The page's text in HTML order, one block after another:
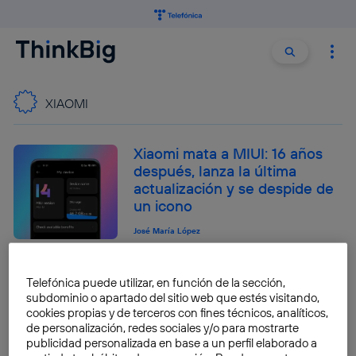
Buscar
XIAOMI
Xiaomi mata a MIUI: 16 años
después, lanza la última
actualización y se despide de
un icono
José María López
nuevo tu Xiaomi: sus primeras
novedades, cuándo llega y
qué móviles son compatibles
Rubén Chicharro
Telefónica puede utilizar, en función de la sección,
subdominio o apartado del sitio web que estés visitando,
cookies propias y de terceros con fines técnicos, analíticos,
de personalización, redes sociales y/o para mostrarte
publicidad personalizada en base a un perfil elaborado a